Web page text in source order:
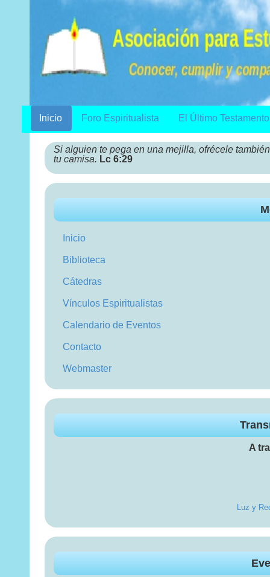
Inicio Foro Espiritualista El Último Testamento
Si alguien te pega en una mejilla, ofrécele
tu camisa. Lc 6:29
Inicio
Biblioteca
Cátedras
Vínculos Espiritualistas
Calendario de Eventos
Contacto
Webmaster
A
Luz y